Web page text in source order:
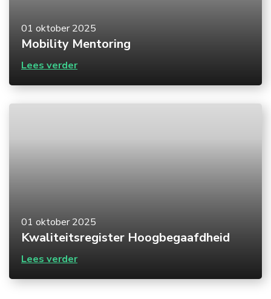
01 oktober 2025
Mobility Mentoring
Lees verder
01 oktober 2025
Kwaliteitsregister Hoogbegaafdheid
Lees verder